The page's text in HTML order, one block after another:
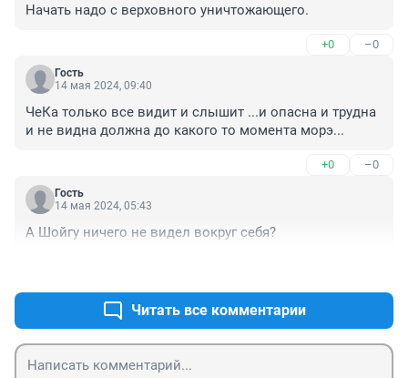
Начать надо с верховного уничтожающего.
+0 –0
Гость
14 мая 2024, 09:40
ЧеКа только все видит и слышит ...и опасна и трудна
и не видна должна до какого то момента морэ...
+0 –0
Гость
14 мая 2024, 05:43
А Шойгу ничего не видел вокруг себя?
Читать все комментарии